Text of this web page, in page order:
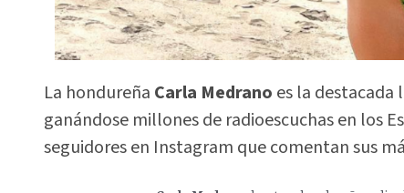
La hondureña Carla Medrano es la
ganándose millones de radioescuchas en los
seguidores en Instagram que comentan sus